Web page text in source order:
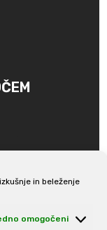
in beleženje
omogočeni